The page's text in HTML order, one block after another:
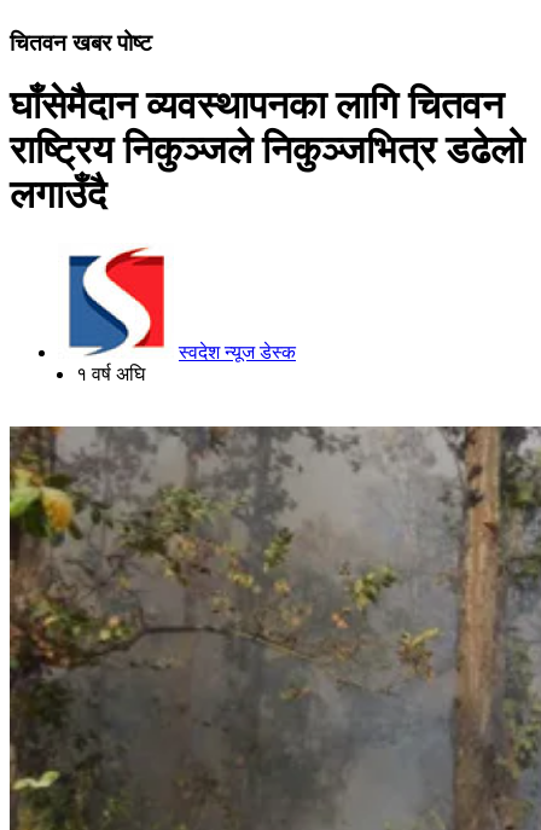
चितवन खबर पोष्ट
घाँसेमैदान व्यवस्थापनका लागि चितवन
राष्ट्रिय निकुञ्जले निकुञ्जभित्र डढेलो
लगाउँदै
स्वदेश न्यूज डेस्क
१ वर्ष अघि